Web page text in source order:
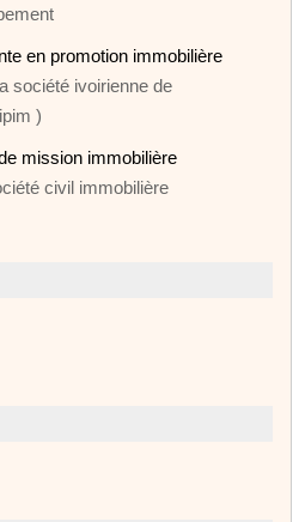
en promotion immobilière
société ivoirienne de
)
mission immobilière
civil immobilière